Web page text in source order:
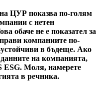
ЦУР показва по-голям
с нетен
обаче не е показател за
компаниите по-
в бъдеще. Ако
на компанията,
ESG. Моля, намерете
в речника.